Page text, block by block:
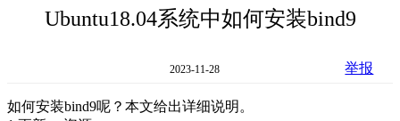
Ubuntu18.04系统中如何安装bind9
2023-11-28 举报
如何安装bind9呢？本文给出详细说明。